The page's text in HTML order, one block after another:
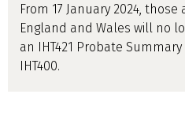
From 17 January 2024,
England and Wales will no
an IHT421 Probate
IHT400.